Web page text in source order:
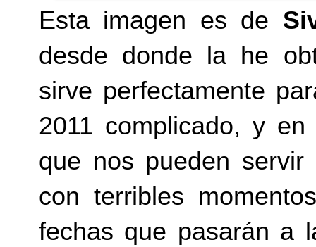
Esta imagen es de
desde donde la he
sirve perfectamente
2011 complicado, y
que nos pueden
con terribles
fechas que pasarán a